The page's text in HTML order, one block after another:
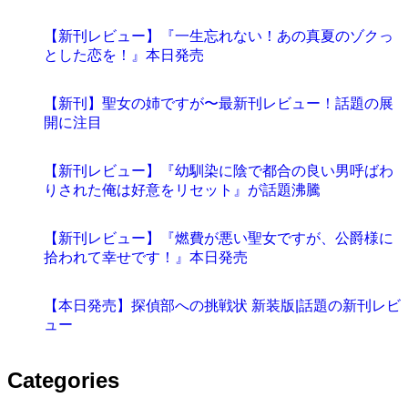
【新刊レビュー】『一生忘れない！あの真夏のゾクっ
とした恋を！』本日発売
【新刊】聖女の姉ですが〜最新刊レビュー！話題の展
開に注目
【新刊レビュー】『幼馴染に陰で都合の良い男呼ばわ
りされた俺は好意をリセット』が話題沸騰
【新刊レビュー】『燃費が悪い聖女ですが、公爵様に
拾われて幸せです！』本日発売
【本日発売】探偵部への挑戦状 新装版|話題の新刊レビ
ュー
Categories